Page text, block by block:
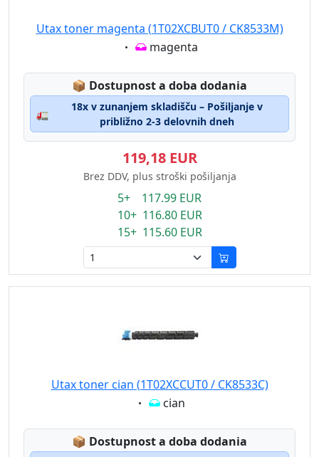
Utax toner magenta (1T02XCBUT0 / CK8533M)
Eigenschaft:
magenta
📦 Lagerstatus:
Dostupnost a doba dodania
🚛
18x v zunanjem skladišču – Pošiljanje v
približno 2-3 delovnih dneh
119,18 EUR
Brez DDV, plus stroški pošiljanja
5+ 117.99 EUR
10+ 116.80 EUR
15+ 115.60 EUR
Utax toner cian (1T02XCCUT0 / CK8533C)
Eigenschaft:
cian
📦 Lagerstatus:
Dostupnost a doba dodania